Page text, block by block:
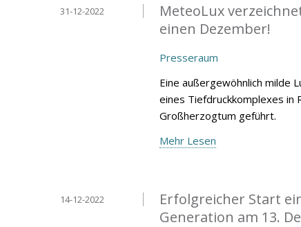
MeteoLux
einen Dezember!
31-12-2022
Presseraum
Eine außergewöhnlich milde
eines Tiefdruckkomplexes in
Großherzogtum geführt.
Mehr Lesen
Erfolgreicher Start
Generation am 13.
14-12-2022